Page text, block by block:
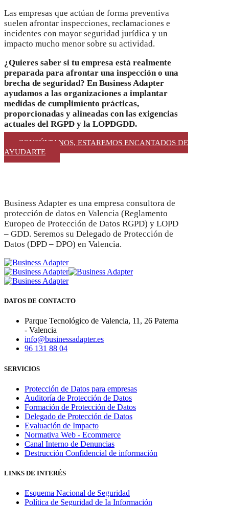
Las empresas que actúan de forma preventiva
suelen afrontar inspecciones, reclamaciones e
incidentes con mayor seguridad jurídica y un
impacto mucho menor sobre su actividad.
¿Quieres saber si tu empresa está realmente
preparada para afrontar una inspección o una
brecha de seguridad? En Business Adapter
ayudamos a las organizaciones a implantar
medidas de cumplimiento prácticas,
proporcionadas y alineadas con las exigencias
actuales del RGPD y la LOPDGDD.
CONSÚLTANOS, ESTAREMOS ENCANTADOS DE
AYUDARTE
Business Adapter es una empresa consultora de
protección de datos en Valencia (Reglamento
Europeo de Protección de Datos RGPD) y LOPD
– GDD. Seremos su Delegado de Protección de
Datos (DPD – DPO) en Valencia.
DATOS DE CONTACTO
Parque Tecnológico de Valencia, 11, 26 Paterna
- Valencia
info@businessadapter.es
96 131 88 04
SERVICIOS
Protección de Datos para empresas
Auditoría de Protección de Datos
Formación de Protección de Datos
Delegado de Protección de Datos
Evaluación de Impacto
Normativa Web - Ecommerce
Canal Interno de Denuncias
Destrucción Confidencial de información
LINKS DE INTERÉS
Esquema Nacional de Seguridad
Política de Seguridad de Ia Información